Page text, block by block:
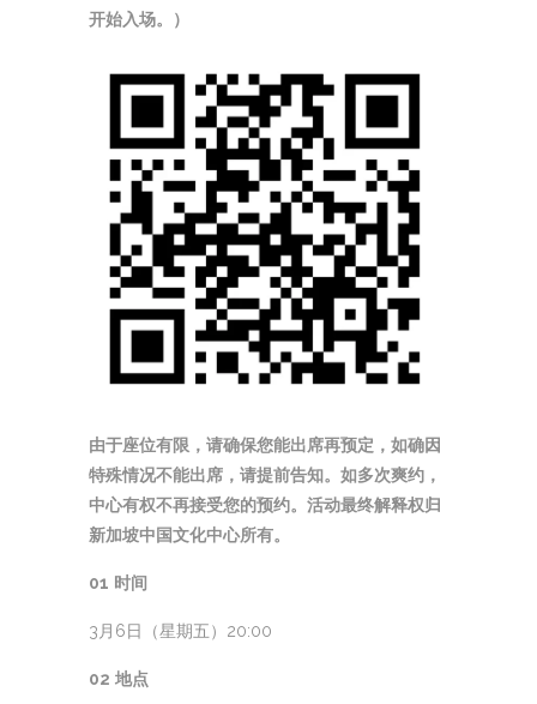
开始入场。）
由于座位有限，请确保您能出席再预定，如确因
特殊情况不能出席，请提前告知。如多次爽约，
中心有权不再接受您的预约。活动最终解释权归
新加坡中国文化中心所有。
01 时间
3月6日（星期五）20:00
02 地点